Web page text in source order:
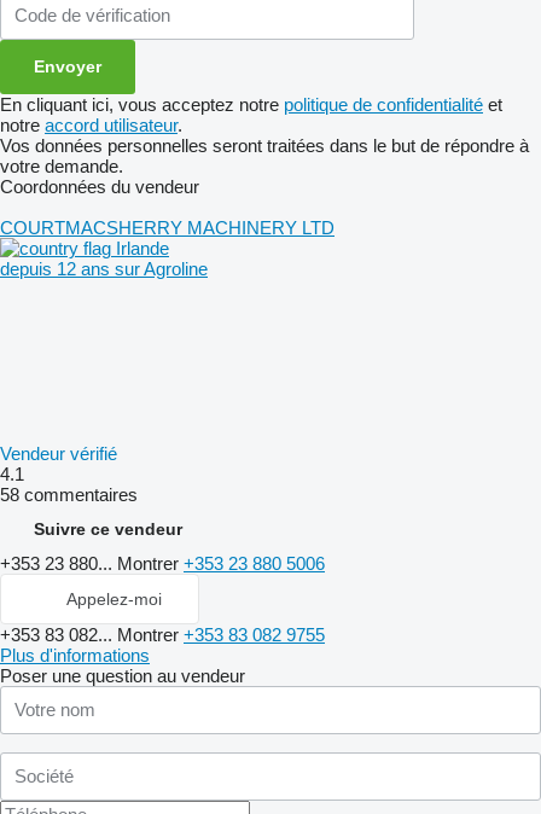
En cliquant ici, vous acceptez notre politique de confidentialité et
notre accord utilisateur.
Vos données personnelles seront traitées dans le but de répondre à
votre demande.
Coordonnées du vendeur
COURTMACSHERRY MACHINERY LTD
Irlande
depuis 12 ans sur Agroline
Vendeur vérifié
4.1
58 commentaires
Suivre ce vendeur
+353 23 880... Montrer +353 23 880 5006
Appelez-moi
+353 83 082... Montrer +353 83 082 9755
Plus d'informations
Poser une question au vendeur